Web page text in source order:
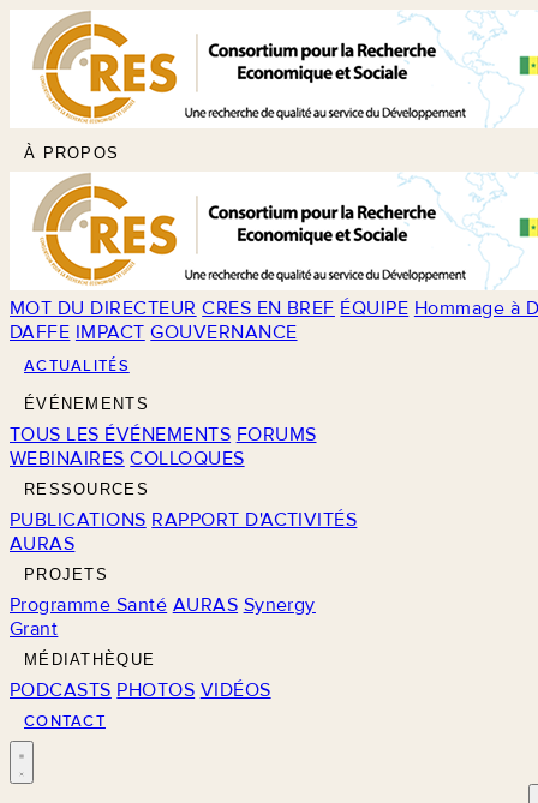
À PROPOS
MOT DU DIRECTEUR CRES EN BREF ÉQUIPE Hommage à
DAFFE IMPACT GOUVERNANCE
ACTUALITÉS
ÉVÉNEMENTS
TOUS LES ÉVÉNEMENTS FORUMS
WEBINAIRES COLLOQUES
RESSOURCES
PUBLICATIONS RAPPORT D'ACTIVITÉS
AURAS
PROJETS
Programme Santé AURAS Synergy
Grant
MÉDIATHÈQUE
PODCASTS PHOTOS VIDÉOS
CONTACT